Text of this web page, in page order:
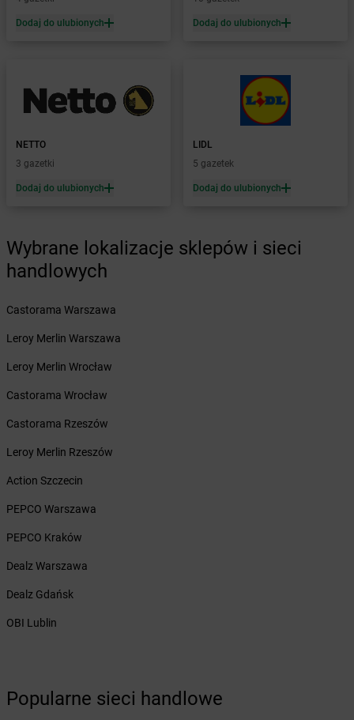
Żabka Bogdanowo
Żabka Boguszów-Gorce
Żabka Boguszyce
Żabka Bojano
Żabka Bojszowy
Żabka Bolechowo
Żabka
Bolesławiec
Żabka Bolewice
Żabka Bolków
Żabka Bońki
Żabka Borawe
Żabka Borek Wielkopolski
Żabka Borkowo
Żabka Boronów
Żabka Borowa
Żabka Borówiec
Żabka Borówno
Żabka Boruja Kościelna
Żabka Borzęcin Duży
Żabka Borzytuchom
Żabka Boża Wola
Żabka Brańsk
Żabka
Dodaj do ulubionych Dodaj do ulubionych
NETTO
3 gazetki
Dodaj do ulubionych
LIDL
5 gazetek
Dodaj do ulubionych
Wybrane lokalizacje sklepów i sieci
handlowych
Castorama Warszawa
Leroy Merlin Warszawa
Leroy Merlin Wrocław
Castorama Wrocław
Castorama Rzeszów
Leroy Merlin Rzeszów
Action Szczecin
PEPCO Warszawa
PEPCO Kraków
Dealz Warszawa
Dealz Gdańsk
OBI Lublin
Popularne sieci handlowe